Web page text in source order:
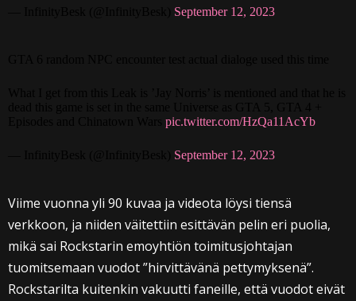
September 12, 2023
pic.twitter.com/HzQa11AcYb
September 12, 2023
Viime vuonna yli 90 kuvaa ja videota löysi tiensä
verkkoon, ja niiden väitettiin esittävän pelin eri puolia,
mikä sai Rockstarin emoyhtiön toimitusjohtajan
tuomitsemaan vuodot ”hirvittävänä pettymyksenä”.
Rockstarilta kuitenkin vakuutti faneille, että vuodot eivät